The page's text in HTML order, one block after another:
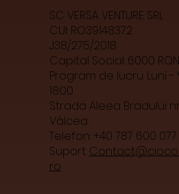
SC VERSA VENTURE SRL
CUI: RO39148372
J38/275/2018
Capital Social: 6000 RON
Program de lucru: Luni -
18:00
Strada Aleea Bradului
Vâlcea
Telefon: +40 787 600 077
Suport:
ro